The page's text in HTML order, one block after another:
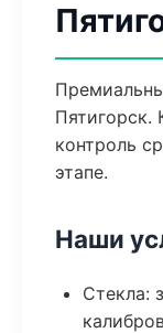
Пятигорск.
контроль
этапе.
Наши
Стекла: